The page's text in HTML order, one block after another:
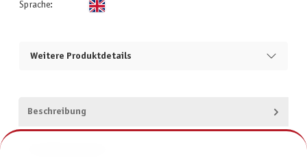
Sprache:
Weitere Produktdetails
Beschreibung